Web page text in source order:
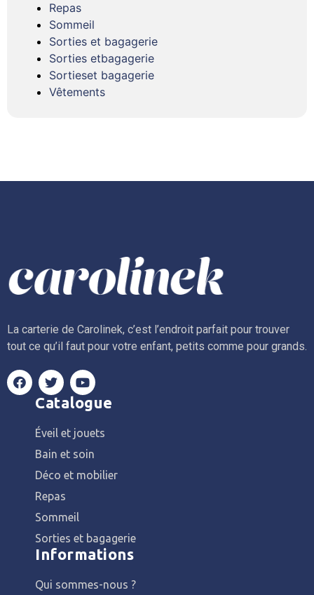
Repas
Sommeil
Sorties et bagagerie
Sorties etbagagerie
Sortieset bagagerie
Vêtements
La carterie de Carolinek, c’est l’endroit parfait pour trouver
tout ce qu’il faut pour votre enfant, petits comme pour grands.
Catalogue
Éveil et jouets
Bain et soin
Déco et mobilier
Repas
Sommeil
Sorties et bagagerie
Informations
Qui sommes-nous ?